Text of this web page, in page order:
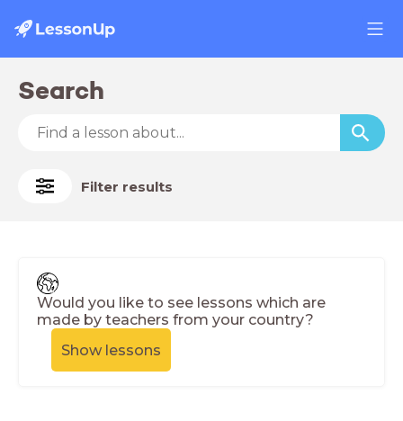
Search
Filter results
Would you like to see lessons which are
made by teachers from your country?
Show lessons